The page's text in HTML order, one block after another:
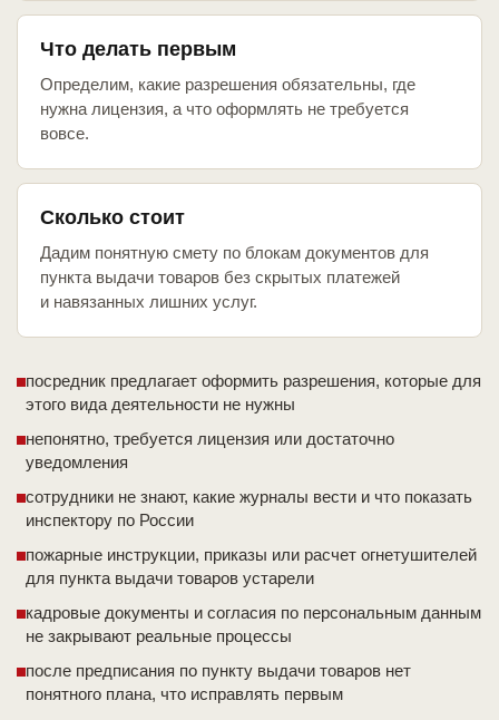
Что делать первым
Определим, какие разрешения обязательны, где
нужна лицензия, а что оформлять не требуется
вовсе.
Сколько стоит
Дадим понятную смету по блокам документов для
пункта выдачи товаров без скрытых платежей
и навязанных лишних услуг.
посредник предлагает оформить разрешения, которые для
этого вида деятельности не нужны
непонятно, требуется лицензия или достаточно
уведомления
сотрудники не знают, какие журналы вести и что показать
инспектору по России
пожарные инструкции, приказы или расчет огнетушителей
для пункта выдачи товаров устарели
кадровые документы и согласия по персональным данным
не закрывают реальные процессы
после предписания по пункту выдачи товаров нет
понятного плана, что исправлять первым